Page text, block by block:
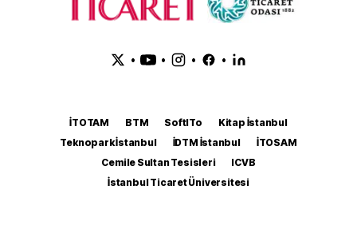
• • • •
İTOTAM BTM SoftITo
Kitap İstanbul
Teknopark İstanbul
İDTM İstanbul
İTOSAM
Cemile Sultan Tesisleri
ICVB
İstanbul Ticaret Üniversitesi